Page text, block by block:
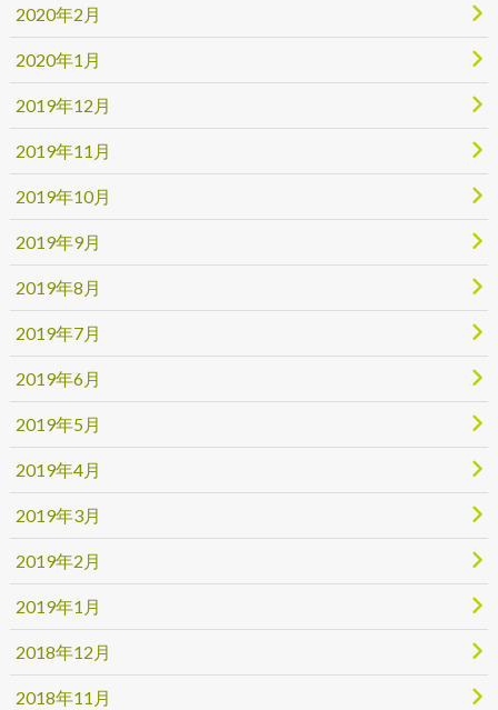
2020年2月
2020年1月
2019年12月
2019年11月
2019年10月
2019年9月
2019年8月
2019年7月
2019年6月
2019年5月
2019年4月
2019年3月
2019年2月
2019年1月
2018年12月
2018年11月